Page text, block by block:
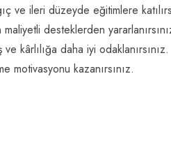
ve ileri düzeyde eğitimlere
desteklerden
kârlılığa daha iyi odaklanırsınız.
motivasyonu kazanırsınız.